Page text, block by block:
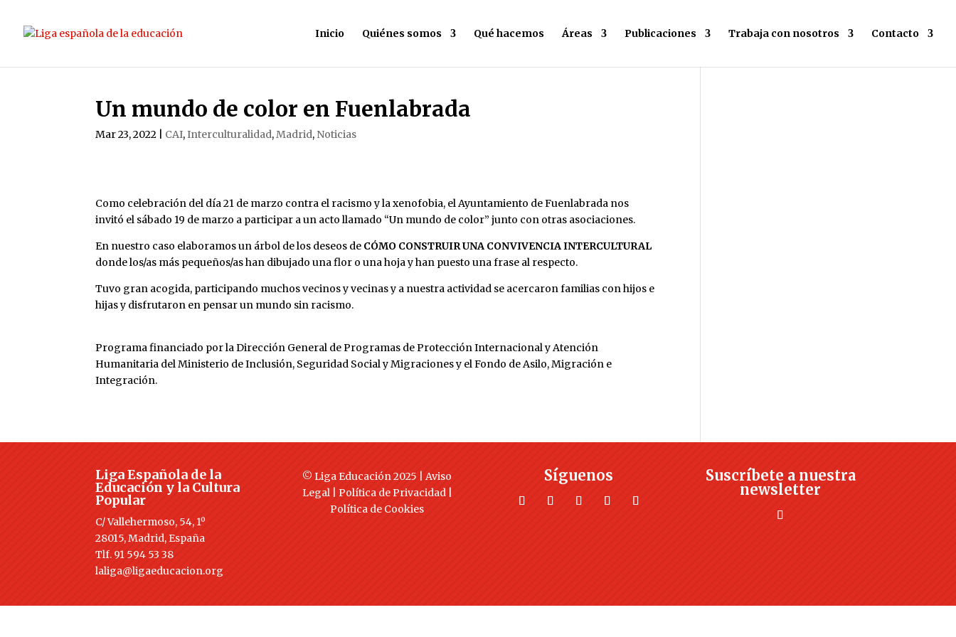
Inicio Quiénes somos Qué hacemos Áreas Publicaciones Trabaja con nosotros Contacto
Un mundo de color en Fuenlabrada
Mar 23, 2022 CAI,Interculturalidad,Madrid, Noticias
Como celebración del día 21 de marzo contra el racismo y la xenofobia, el Ayuntamiento de Fuenlabrada nos
invitó el sábado 19 de marzo a participar a un acto llamado “Un mundo de color” junto con otras asociaciones.
En nuestro caso elaboramos un árbol de los deseos de CÓMO CONSTRUIR UNA CONVIVENCIA INTERCULTURAL
donde los/as más pequeños/as han dibujado una flor o una hoja y han puesto una frase al respecto.
Tuvo gran acogida, participando muchos vecinos y vecinas y a nuestra actividad se acercaron familias con hijos e
hijas y disfrutaron en pensar un mundo sin racismo.
Programa financiado por la Dirección General de Programas de Protección Internacional y Atención
Humanitaria del Ministerio de Inclusión, Seguridad Social y Migraciones y el Fondo de Asilo, Migración e
Integración.
Liga Española de la
Educación y la Cultura
Popular
C/ Vallehermoso, 54, 1º
28015, Madrid, España
Tlf. 91 594 53 38
laliga@ligaeducacion.org
© Liga Educación 2025 |Aviso
Legal| Política de Privacidad|
Política de Cookies
Síguenos
Suscríbete a nuestra
newsletter